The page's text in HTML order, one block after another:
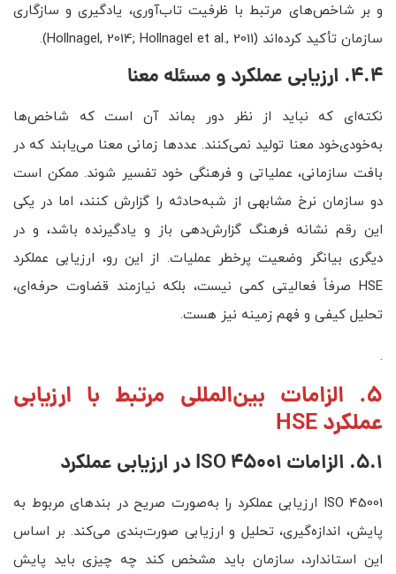
و بر شاخص‌های مرتبط با ظرفیت تاب‌آوری، یادگیری و سازگاری
سازمان تأکید کرده‌اند (Hollnagel, 2014; Hollnagel et al., 2011).
4.4. ارزیابی عملکرد و مسئله معنا
نکته‌ای که نباید از نظر دور بماند آن است که شاخص‌ها
به‌خودی‌خود معنا تولید نمی‌کنند. عددها زمانی معنا می‌یابند که در
بافت سازمانی، عملیاتی و فرهنگی خود تفسیر شوند. ممکن است
دو سازمان نرخ مشابهی از شبه‌حادثه را گزارش کنند، اما در یکی
این رقم نشانه فرهنگ گزارش‌دهی باز و یادگیرنده باشد، و در
دیگری بیانگر وضعیت پرخطر عملیات. از این رو، ارزیابی عملکرد
HSE صرفاً فعالیتی کمی نیست، بلکه نیازمند قضاوت حرفه‌ای،
تحلیل کیفی و فهم زمینه نیز هست.
.
5. الزامات بین‌المللی مرتبط با ارزیابی
عملکرد HSE
5.1. الزامات ISO 45001در ارزیابی عملکرد
ISO 45001 ارزیابی عملکرد را به‌صورت صریح در بندهای مربوط به
پایش، اندازه‌گیری، تحلیل و ارزیابی صورت‌بندی می‌کند. بر اساس
این استاندارد، سازمان باید مشخص کند چه چیزی باید پایش